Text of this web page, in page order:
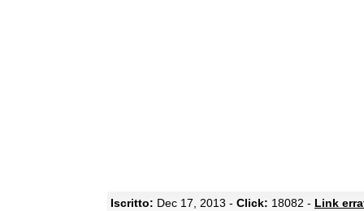
Iscritto: Dec 17, 2013 - Click: 18082 - Link